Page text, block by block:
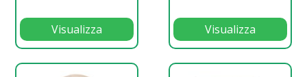
Visualizza Visualizza